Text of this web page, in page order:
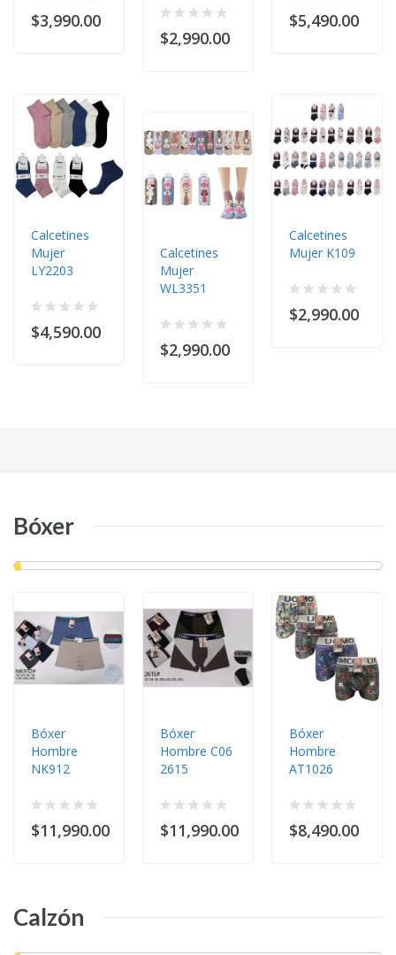
$3,990.00
Calcetines
Mujer
LY2203
$4,590.00
$2,990.00
Calcetines
Mujer
WL3351
$2,990.00
$5,490.00
Calcetines
Mujer K109
$2,990.00
Bóxer
Bóxer
Hombre
NK912
$11,990.00
Bóxer
Hombre C06
2615
$11,990.00
Bóxer
Hombre
AT1026
$8,490.00
Calzón